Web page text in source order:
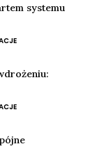
systemu